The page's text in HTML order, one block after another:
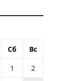
Сб Вс
1
2